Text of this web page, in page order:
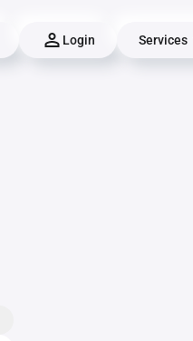
Login Services